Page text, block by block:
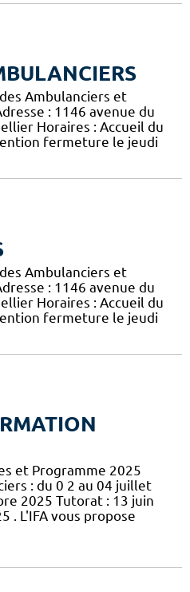
Ambulanciers et
: 1146 avenue du
Horaires : Accueil du
fermeture le jeudi
Ambulanciers et
: 1146 avenue du
Horaires : Accueil du
fermeture le jeudi
et Programme 2025
: du 0 2 au 04 juillet
2025 Tutorat : 13 juin
. L'IFA vous propose